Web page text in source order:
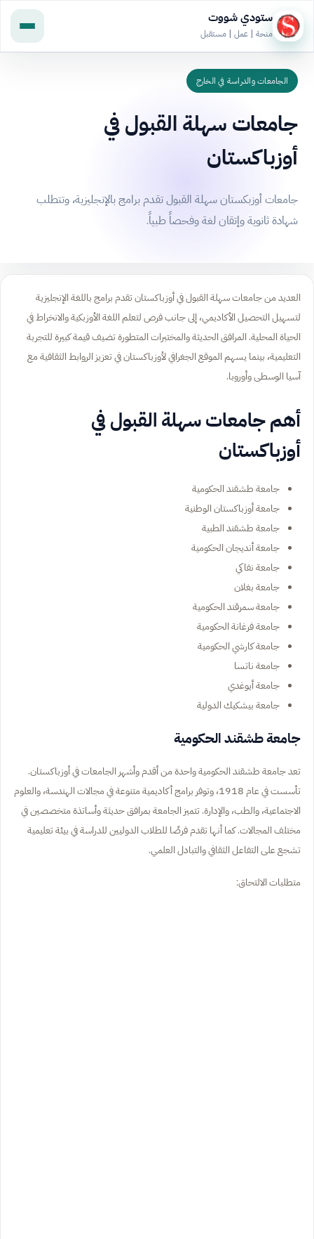
ستودي شووت
منحة | عمل | مستقبل
الجامعات والدراسة في الخارج
جامعات سهلة القبول في
أوزباكستان
جامعات أوزبكستان سهلة القبول تقدم برامج بالإنجليزية، وتتطلب
شهادة ثانوية وإتقان لغة وفحصاً طبياً.
العديد من جامعات سهلة القبول في أوزباكستان تقدم برامج باللغة الإنجليزية
لتسهيل التحصيل الأكاديمي، إلى جانب فرص لتعلم اللغة الأوزبكية والانخراط في
الحياة المحلية. المرافق الحديثة والمختبرات المتطورة تضيف قيمة كبيرة للتجربة
التعليمية، بينما يسهم الموقع الجغرافي لأوزباكستان في تعزيز الروابط الثقافية مع
آسيا الوسطى وأوروبا.
أهم جامعات سهلة القبول في
أوزباكستان
جامعة طشقند الحكومية
جامعة أوزباكستان الوطنية
جامعة طشقند الطبية
جامعة أنديجان الحكومية
جامعة نفاكي
جامعة بغلان
جامعة سمرقند الحكومية
جامعة فرغانة الحكومية
جامعة كارشي الحكومية
جامعة ناتسا
جامعة أيوغدي
جامعة بيشكيك الدولية
جامعة طشقند الحكومية
تعد جامعة طشقند الحكومية واحدة من أقدم وأشهر الجامعات في أوزباكستان.
تأسست في عام 1918، وتوفر برامج أكاديمية متنوعة في مجالات الهندسة، والعلوم
الاجتماعية، والطب، والإدارة. تتميز الجامعة بمرافق حديثة وأساتذة متخصصين في
مختلف المجالات. كما أنها تقدم فرصًا للطلاب الدوليين للدراسة في بيئة تعليمية
تشجع على التفاعل الثقافي والتبادل العلمي.
متطلبات الالتحاق: